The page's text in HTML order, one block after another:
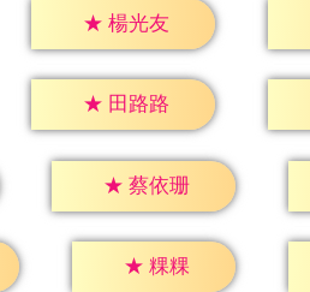
★ 楊光友
★ 田路路
★ 蔡依珊
★ 粿粿